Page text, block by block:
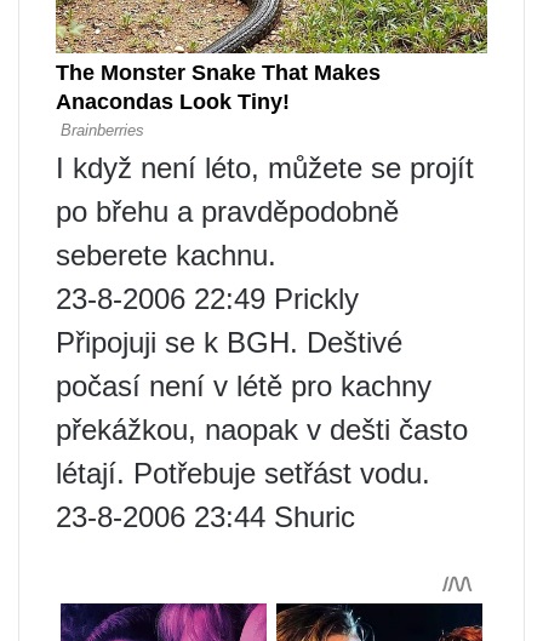
I když není léto, můžete se projít
po břehu a pravděpodobně
seberete kachnu.
23-8-2006 22:49 Prickly
Připojuji se k BGH. Deštivé
počasí není v létě pro kachny
překážkou, naopak v dešti často
létají. Potřebuje setřást vodu.
23-8-2006 23:44 Shuric